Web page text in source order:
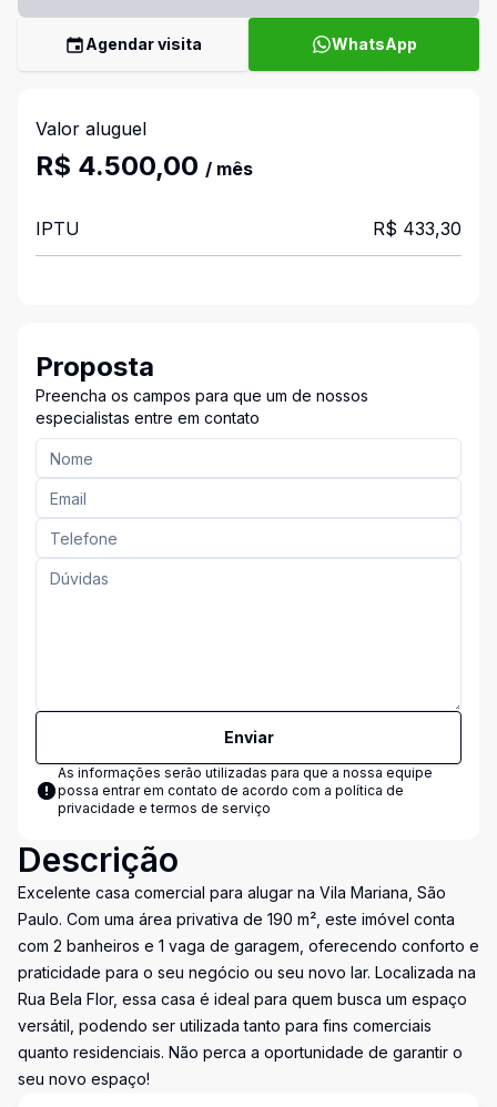
Agendar visita WhatsApp
Valor aluguel
R$ 4.500,00 / mês
IPTU R$ 433,30
Proposta
Preencha os campos para que um de nossos
especialistas entre em contato
Enviar
As informações serão utilizadas para que a nossa equipe
possa entrar em contato de acordo com a política de
privacidade e termos de serviço
Descrição
Excelente casa comercial para alugar na Vila Mariana, São
Paulo. Com uma área privativa de 190 m², este imóvel conta
com 2 banheiros e 1 vaga de garagem, oferecendo conforto e
praticidade para o seu negócio ou seu novo lar. Localizada na
Rua Bela Flor, essa casa é ideal para quem busca um espaço
versátil, podendo ser utilizada tanto para fins comerciais
quanto residenciais. Não perca a oportunidade de garantir o
seu novo espaço!